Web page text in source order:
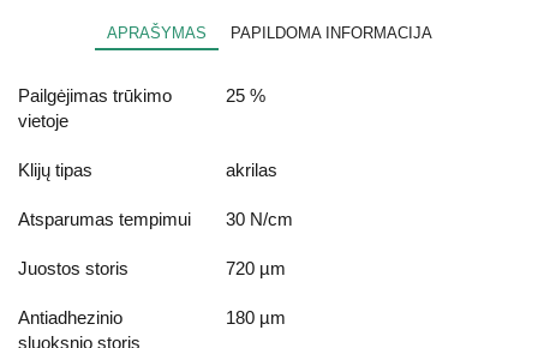
APRAŠYMAS PAPILDOMA INFORMACIJA
Pailgėjimas trūkimo
vietoje
25 %
Klijų tipas akrilas
Atsparumas tempimui 30 N/cm
Juostos storis 720 µm
Antiadhezinio
sluoksnio storis
180 µm